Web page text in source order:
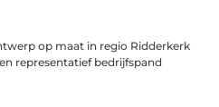
op maat in regio Ridderkerk
representatief bedrijfspand